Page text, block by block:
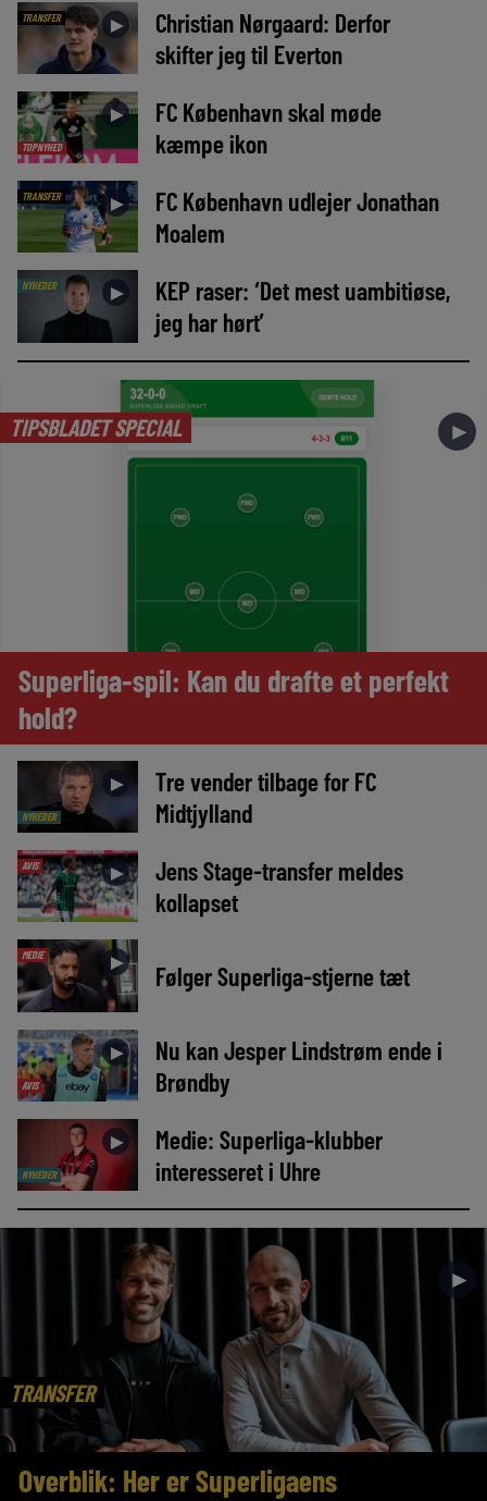
TRANSFER ►
Christian Nørgaard: Derfor
skifter jeg til Everton
TOPNYHED
►
FC København skal møde
kæmpe ikon
TRANSFER ►
FC København udlejer Jonathan
Moalem
NYHEDER ►
KEP raser: ‘Det mest uambitiøse,
jeg har hørt’
TIPSBLADET SPECIAL ►
Superliga-spil: Kan du drafte et perfekt
hold?
NYHEDER
►
Tre vender tilbage for FC
Midtjylland
AVIS ►
Jens Stage-transfer meldes
kollapset
MEDIE ► Følger Superliga-stjerne tæt
AVIS
►
Nu kan Jesper Lindstrøm ende i
Brøndby
NYHEDER
►
Medie: Superliga-klubber
interesseret i Uhre
TRANSFER
►
Overblik: Her er Superligaens